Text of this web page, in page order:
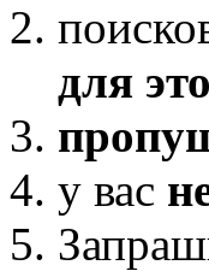
для
у вас